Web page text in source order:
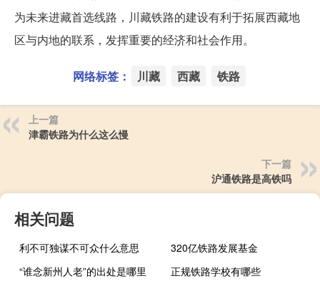
为未来进藏首选线路，川藏铁路的建设有利于拓展西藏地
区与内地的联系，发挥重要的经济和社会作用。
网络标签： 川藏 西藏 铁路
上一篇
津霸铁路为什么这么慢
下一篇
沪通铁路是高铁吗
相关问题
利不可独谋不可众什么意思
320亿铁路发展基金
“谁念新州人老”的出处是哪里
正规铁路学校有哪些